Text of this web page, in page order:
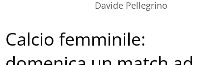
Davide Pellegrino
Calcio femminile: